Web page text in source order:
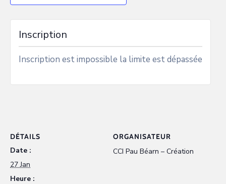
DÉTAILS
Date :
27 Jan
Heure :
ORGANISATEUR
CCI Pau Béarn – Création
Inscription
Inscription est impossible la limite est dépassée